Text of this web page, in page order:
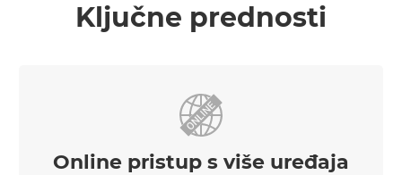
Ključne prednosti
Online pristup s više uređaja